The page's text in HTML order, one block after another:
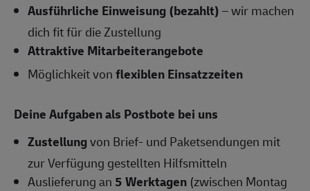
Ausführliche Einweisung (bezahlt)– wir machen
dich fit für die Zustellung
Attraktive Mitarbeiterangebote
Möglichkeit vonflexiblen Einsatzzeiten
Deine Aufgaben als Postbote bei uns
Zustellungvon Brief- und Paketsendungen mit
zur Verfügung gestellten Hilfsmitteln
Auslieferung an5 Werktagen (zwischen Montag